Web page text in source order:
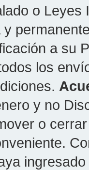
o
a su
los
y no
o